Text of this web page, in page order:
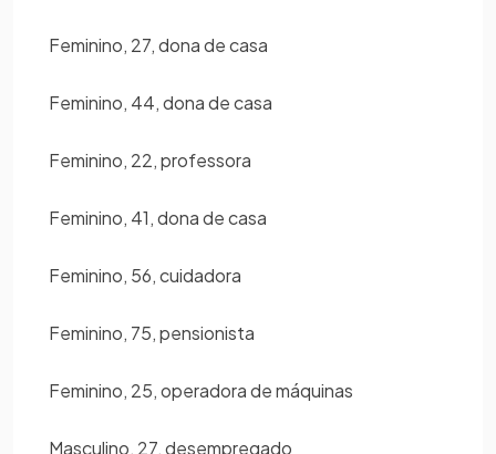
Feminino, 27, dona de casa
Feminino, 44, dona de casa
Feminino, 22, professora
Feminino, 41, dona de casa
Feminino, 56, cuidadora
Feminino, 75, pensionista
Feminino, 25, operadora de máquinas
Masculino, 27, desempregado